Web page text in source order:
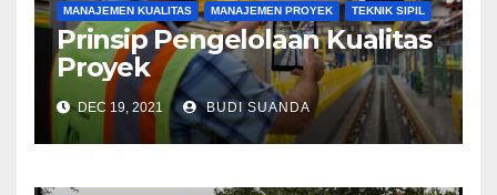
MANAJEMEN KUALITAS MANAJEMEN PROYEK TEKNIK SIPIL
Prinsip Pengelolaan Kualitas
Proyek
DEC 19, 2021 BUDI SUANDA
KONSTRUKSI MANAJEMEN BIAYA